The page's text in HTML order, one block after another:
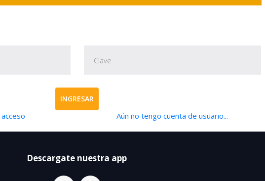
INGRESAR
Aún no tengo cuenta de usuario...
Descargate nuestra app